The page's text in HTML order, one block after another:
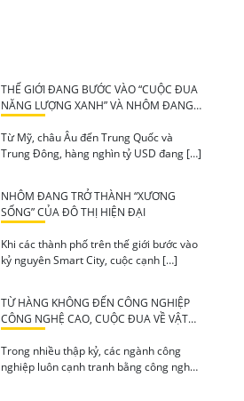
THẾ GIỚI ĐANG BƯỚC VÀO “CUỘC ĐUA
NĂNG LƯỢNG XANH” VÀ NHÔM ĐANG
TRỞ THÀNH VẬT LIỆU KHÔNG THỂ
THIẾU
Từ Mỹ, châu Âu đến Trung Quốc và
Trung Đông, hàng nghìn tỷ USD đang […]
NHÔM ĐANG TRỞ THÀNH “XƯƠNG
SỐNG” CỦA ĐÔ THỊ HIỆN ĐẠI
Khi các thành phố trên thế giới bước vào
kỷ nguyên Smart City, cuộc cạnh […]
TỪ HÀNG KHÔNG ĐẾN CÔNG NGHIỆP
CÔNG NGHỆ CAO, CUỘC ĐUA VỀ VẬT
LIỆU NHÔM ĐÃ BẮT ĐẦU
Trong nhiều thập kỷ, các ngành công
nghiệp luôn cạnh tranh bằng công nghệ,